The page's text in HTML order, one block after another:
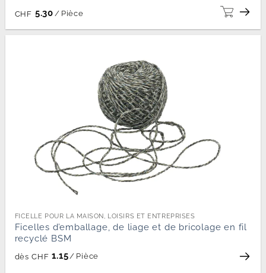
CHF 5.30 / Pièce
FICELLE POUR LA MAISON, LOISIRS ET ENTREPRISES
Ficelles d’emballage, de liage et de bricolage en fil
recyclé BSM
dès CHF 1.15 / Pièce